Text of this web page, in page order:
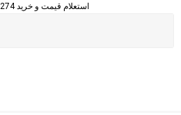
استعلام قیمت و خرید 09120149274